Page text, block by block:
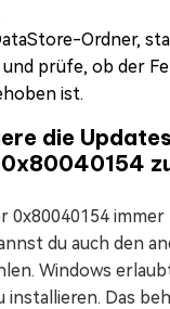
Ordner,
prüfe, ob der
ist.
die
0x80040154
0x80040154
du auch den
Windows
installieren. Das